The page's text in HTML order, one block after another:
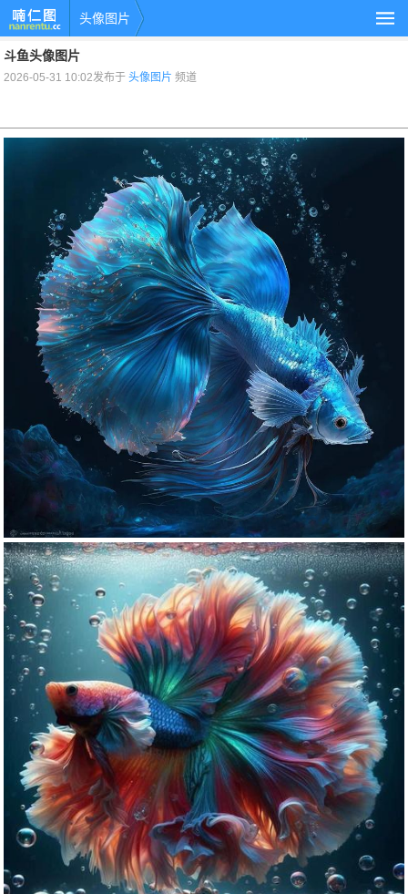
头像图片
斗鱼头像图片
2026-05-31 10:02发布于头像图片 频道